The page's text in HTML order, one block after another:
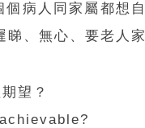
病人同家屬都想
睇、無心、要老人
望？